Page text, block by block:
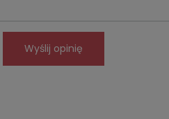
Wyślij opinię